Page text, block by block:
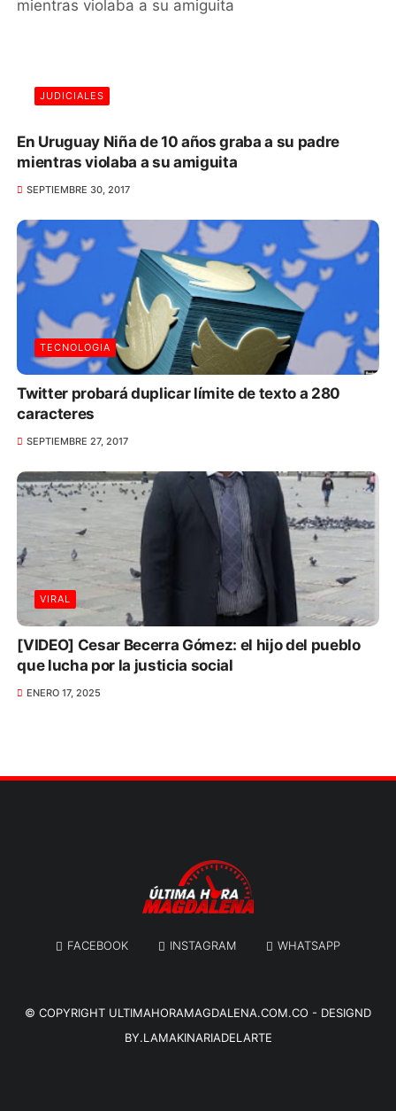
JUDICIALES
En Uruguay Niña de 10 años graba a su padre
mientras violaba a su amiguita
SEPTIEMBRE 30, 2017
TECNOLOGIA
Twitter probará duplicar límite de texto a 280
caracteres
SEPTIEMBRE 27, 2017
VIRAL
[VIDEO] Cesar Becerra Gómez: el hijo del pueblo
que lucha por la justicia social
ENERO 17, 2025
FACEBOOK INSTAGRAM WHATSAPP
© COPYRIGHT ULTIMAHORAMAGDALENA.COM.CO - DESIGND
BY.LAMAKINARIADELARTE